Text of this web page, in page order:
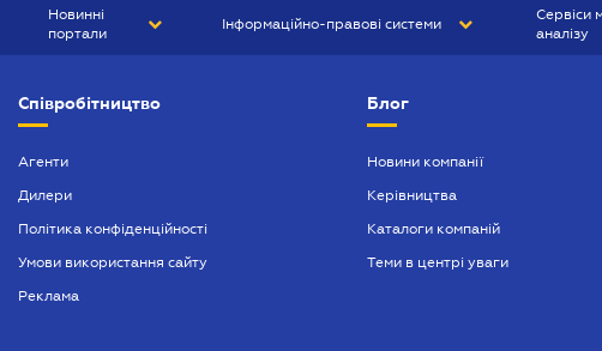
майном
Договір купівлі-продажу
Новинні
портали
БІЗНЕС
Інформаційно-правові системи
БУХГАЛТЕР ПРОФ
Сервіси
аналізу
Співробітництво
Агенти
Дилери
Політика конфіденційності
Умови використання сайту
Реклама
Блог
Новини компанії
Керівництва
Каталоги компаній
Теми в центрі уваги